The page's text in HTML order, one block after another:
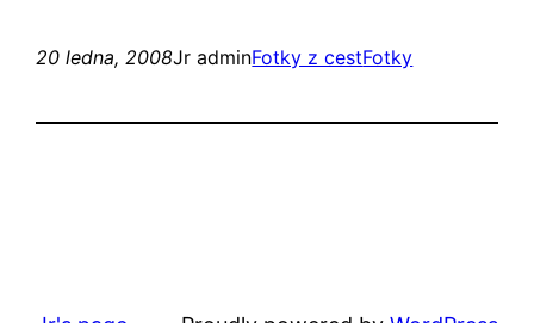
20 ledna, 2008Jr adminFotky z cestFotky